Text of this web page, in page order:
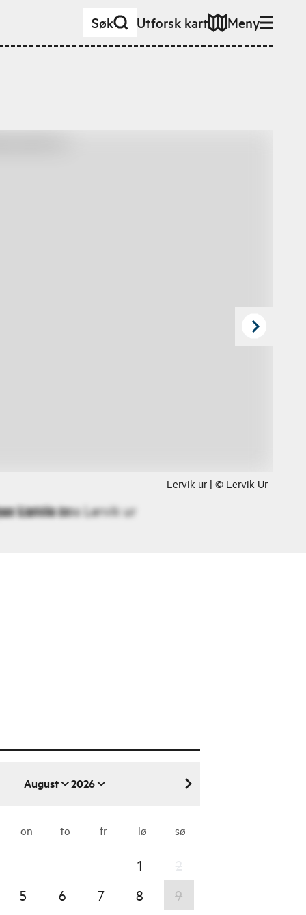
Søk Utforsk kart Meny
Lervik ur | © Lervik Ur
August 2026
august 2026
on to fr lø sø
1
5 6 7 8 9